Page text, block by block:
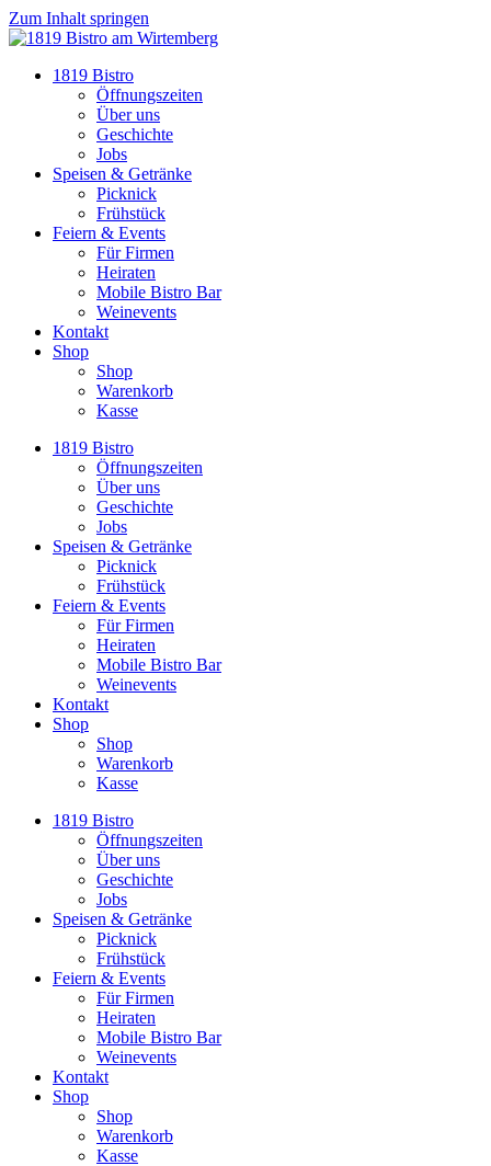
Zum Inhalt springen
1819 Bistro
Öffnungszeiten
Über uns
Geschichte
Jobs
Speisen & Getränke
Picknick
Frühstück
Feiern & Events
Für Firmen
Heiraten
Mobile Bistro Bar
Weinevents
Kontakt
Shop
Shop
Warenkorb
Kasse
1819 Bistro
Öffnungszeiten
Über uns
Geschichte
Jobs
Speisen & Getränke
Picknick
Frühstück
Feiern & Events
Für Firmen
Heiraten
Mobile Bistro Bar
Weinevents
Kontakt
Shop
Shop
Warenkorb
Kasse
1819 Bistro
Öffnungszeiten
Über uns
Geschichte
Jobs
Speisen & Getränke
Picknick
Frühstück
Feiern & Events
Für Firmen
Heiraten
Mobile Bistro Bar
Weinevents
Kontakt
Shop
Shop
Warenkorb
Kasse